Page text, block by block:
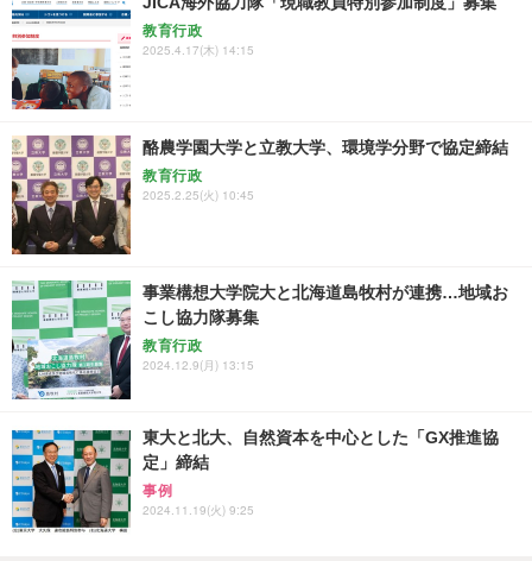
教育行政
2025.4.17(木) 14:15
酪農学園大学と立教大学、環境学分野で協定締結
教育行政
2025.2.25(火) 10:45
事業構想大学院大と北海道島牧村が連携…地域お
こし協力隊募集
教育行政
2024.12.9(月) 13:15
東大と北大、自然資本を中心とした「GX推進協
定」締結
事例
2024.11.19(火) 9:25